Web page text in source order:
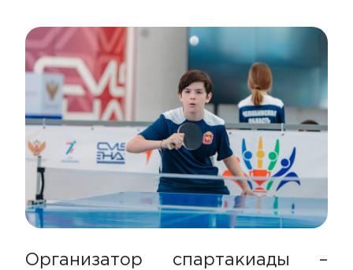
Организатор cпартакиады –